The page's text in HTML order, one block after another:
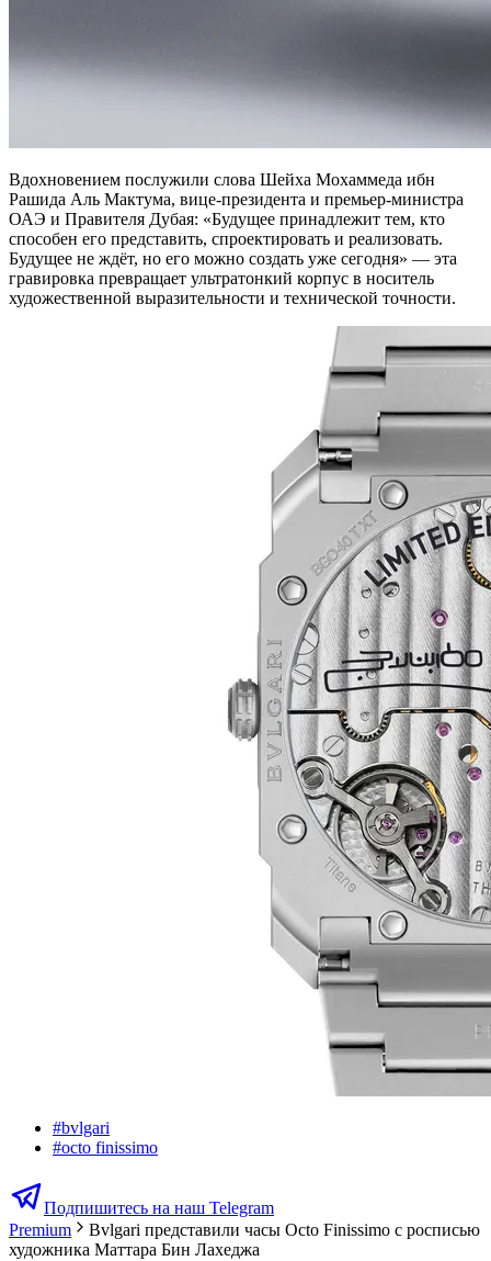
Вдохновением послужили слова Шейха Мохаммеда ибн
Рашида Аль Мактума, вице-президента и премьер-министра
ОАЭ и Правителя Дубая: «Будущее принадлежит тем, кто
способен его представить, спроектировать и реализовать.
Будущее не ждёт, но его можно создать уже сегодня» — эта
гравировка превращает ультратонкий корпус в носитель
художественной выразительности и технической точности.
#bvlgari
#octo finissimo
Подпишитесь на наш Telegram
Premium
Bvlgari представили часы Octo Finissimo с росписью
художника Маттара Бин Лахеджа